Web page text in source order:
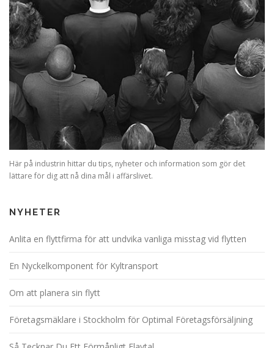
Här på industrin hittar du tips, nyheter och information som gör det
lättare för dig att nå dina mål i affärslivet.
NYHETER
Anlita en flyttfirma för att undvika vanliga misstag vid flytten
En Nyckelkomponent för Kyltransport
Om att planera sin flytt
Företagsmäklare i Stockholm för Optimal Företagsförsäljning